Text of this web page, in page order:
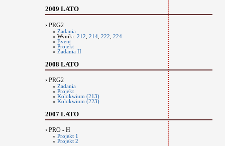
2009 LATO
› PRG2
» Zadania
» Wyniki: 212 214 222
224
» Event
» Projekt
» Zadania II
2008 LATO
› PRG2
» Zadania
» Projekt
» Kolokwium (213)
» Kolokwium (223)
2007 LATO
› PRO - H
» Projekt 1
» Projekt 2